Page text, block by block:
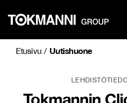
sisältöön
Etusivu/ Uutishuone
Tokmannin